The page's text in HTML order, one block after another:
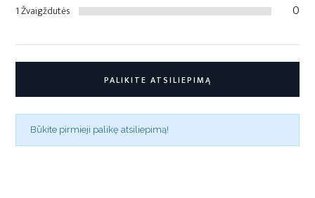
1 Žvaigždutės 0
PALIKITE ATSILIEPIMĄ
Būkite pirmieji palikę atsiliepimą!